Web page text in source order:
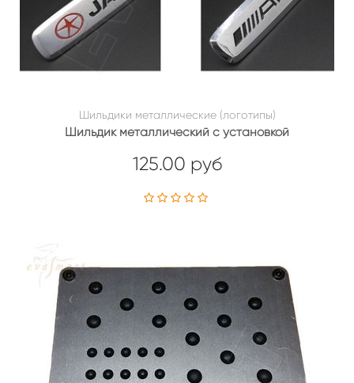
Шильдики металлические (логотипы)
Шильдик металлический с установкой
125.00 руб